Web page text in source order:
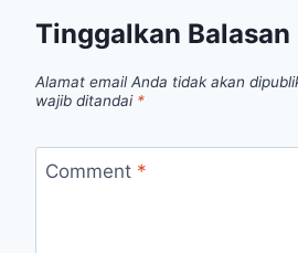
Tinggalkan Balasan
Alamat email Anda tidak akan
wajib ditandai *
Comment *